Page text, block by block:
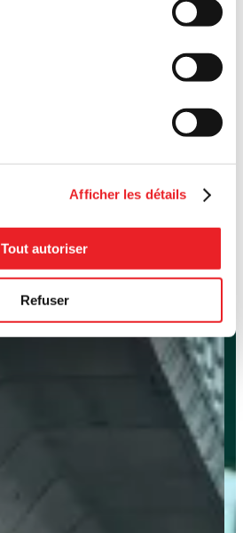
Afficher les détails
Tout autoriser
Refuser